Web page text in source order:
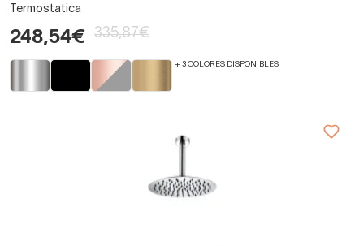
Termostatica
248,54€ 335,87€
+ 3 COLORES DISPONIBLES